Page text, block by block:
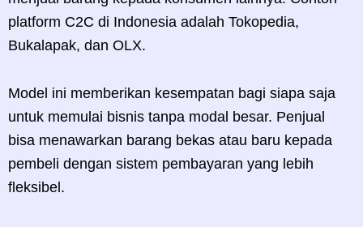
platform C2C di Indonesia adalah Tokopedia,
Bukalapak, dan OLX.
Model ini memberikan kesempatan bagi siapa saja
untuk memulai bisnis tanpa modal besar. Penjual
bisa menawarkan barang bekas atau baru kepada
pembeli dengan sistem pembayaran yang lebih
fleksibel.